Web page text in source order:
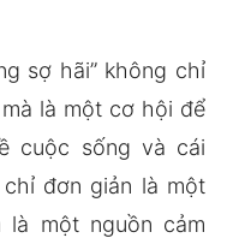
sợ hãi” không chỉ
là một cơ hội để
cuộc sống và cái
đơn giản là một
một nguồn cảm